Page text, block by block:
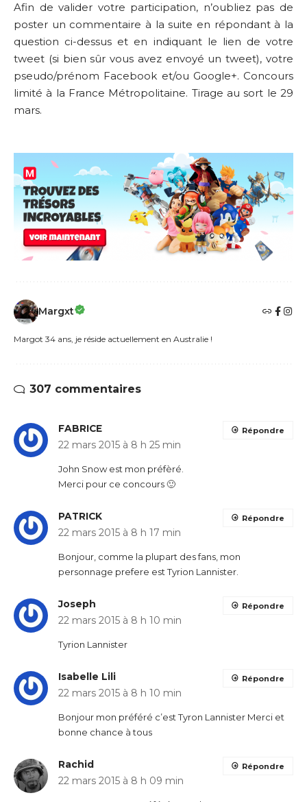
Afin de valider votre participation, n’oubliez pas de
poster un commentaire à la suite en répondant à la
question ci-dessus et en indiquant le lien de votre
tweet (si bien sûr vous avez envoyé un tweet), votre
pseudo/prénom Facebook et/ou Google+. Concours
limité à la France Métropolitaine. Tirage au sort le 29
mars.
Margxt
Margot 34 ans, je réside actuellement en Australie !
307 commentaires
FABRICE
22 mars 2015 à 8 h 25 min
John Snow est mon préfèré.
Merci pour ce concours 🙂
Répondre
PATRICK
22 mars 2015 à 8 h 17 min
Bonjour, comme la plupart des fans, mon
personnage prefere est Tyrion Lannister.
Répondre
Joseph
22 mars 2015 à 8 h 10 min
Tyrion Lannister
Répondre
Isabelle Lili
22 mars 2015 à 8 h 10 min
Bonjour mon préféré c’est Tyron Lannister Merci et
bonne chance à tous
Répondre
Rachid
22 mars 2015 à 8 h 09 min
Répondre